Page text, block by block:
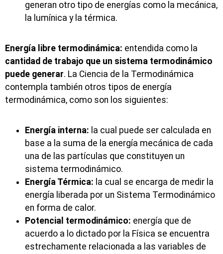
generan otro tipo de energías como la mecánica,
la lumínica y la térmica.
Energía libre termodinámica: entendida como la
cantidad de trabajo que un sistema termodinámico
puede generar. La Ciencia de la Termodinámica
contempla también otros tipos de energía
termodinámica, como son los siguientes:
Energía interna: la cual puede ser calculada en
base a la suma de la energía mecánica de cada
una de las partículas que constituyen un
sistema termodinámico.
Energía Térmica: la cual se encarga de medir la
energía liberada por un Sistema Termodinámico
en forma de calor.
Potencial termodinámico: energía que de
acuerdo a lo dictado por la Física se encuentra
estrechamente relacionada a las variables de